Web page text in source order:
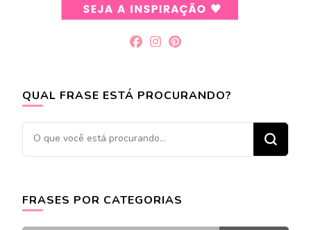
QUAL FRASE ESTÁ PROCURANDO?
Procurando
algo?
FRASES POR CATEGORIAS